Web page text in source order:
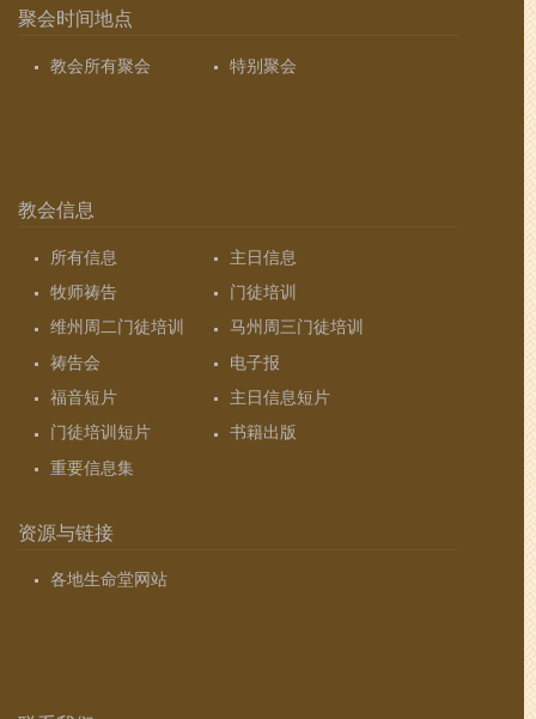
聚会时间地点
教会所有聚会 特别聚会
教会信息
所有信息
主日信息
牧师祷告
门徒培训
维州周二门徒培训
马州周三门徒培训
祷告会
电子报
福音短片
主日信息短片
门徒培训短片
书籍出版
重要信息集
资源与链接
各地生命堂网站